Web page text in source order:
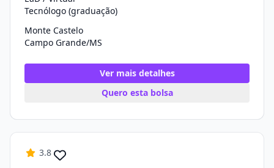
Tecnólogo (graduação)
Monte Castelo
Campo Grande/MS
Ver mais detalhes
Quero esta bolsa
3.8